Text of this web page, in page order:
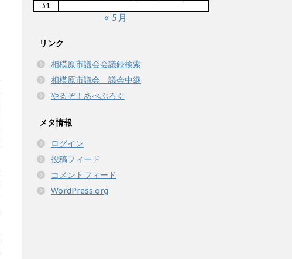
31
« 5月
リンク
相模原市議会会議録検索
相模原市議会 議会中継
やるぞ！あべぶろぐ
メタ情報
ログイン
投稿フィード
コメントフィード
WordPress.org